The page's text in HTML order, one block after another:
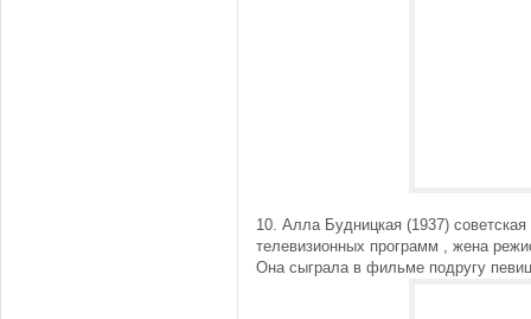
10. Алла Будницкая (1937)
телевизионных программ , жена
Она сыграла в фильме подругу